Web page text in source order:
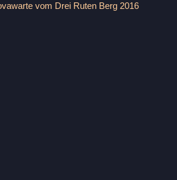
vom Drei Ruten Berg 2016